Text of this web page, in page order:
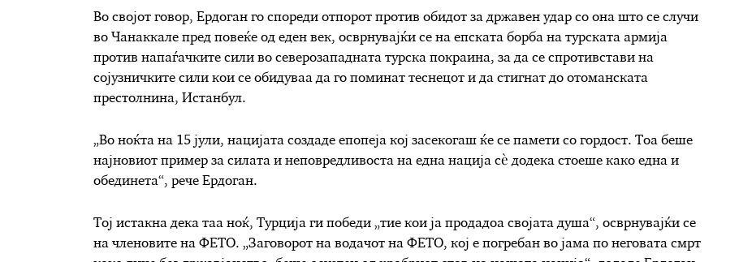
Во својот говор, Ердоган го спореди отпорот против обидот за државен удар со она што се случи
во Чанаккале пред повеќе од еден век, осврнувајќи се на епската борба на турската армија
против напаѓачките сили во северозападната турска покраина, за да се спротивстави на
сојузничките сили кои се обидуваа да го поминат теснецот и да стигнат до отоманската
престолнина, Истанбул.
„Во ноќта на 15 јули, нацијата создаде епопеја кој засекогаш ќе се памети со гордост. Тоа беше
најновиот пример за силата и неповредливоста на една нација сè додека стоеше како една и
обединета“, рече Ердоган.
Тој истакна дека таа ноќ, Турција ги победи „тие кои ја продадоа својата душа“, осврнувајќи се
на членовите на ФЕТО. „Заговорот на водачот на ФЕТО, кој е погребан во јама по неговата смрт